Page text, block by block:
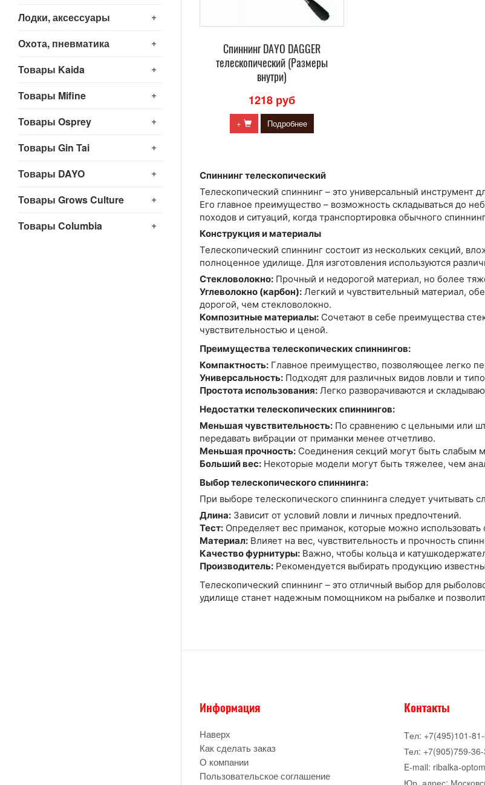
+
Лодки, аксессуары
+
Охота, пневматика
+
Товары Kaida
+
Товары Mifine
+
Товары Osprey
+
Товары Gin Tai
+
Товары DAYO
+
Товары Grows Culture
+
Товары Columbia
Cпиннинг DAYO DAGGER
телескопический (Размеры
внутри)
1218 руб
+ Подробнее
Спиннинг телескопический
Телескопический спиннинг – это универсальный инструмент
Его главное преимущество – возможность складываться до
походов и ситуаций, когда транспортировка обычного
Конструкция и материалы
Телескопический спиннинг состоит из нескольких секций,
полноценное удилище. Для изготовления используются
Стекловолокно: Прочный и недорогой материал, но более
Углеволокно (карбон): Легкий и чувствительный материал,
дорогой, чем стекловолокно.
Композитные материалы: Сочетают в себе преимущества
чувствительностью и ценой.
Преимущества телескопических спиннингов:
Компактность: Главное преимущество, позволяющее легко
Универсальность: Подходят для различных видов ловли и
Простота использования: Легко разворачиваются и
Недостатки телескопических спиннингов:
Меньшая чувствительность: По сравнению с цельными или
передавать вибрации от приманки менее отчетливо.
Меньшая прочность: Соединения секций могут быть слабым
Больший вес: Некоторые модели могут быть тяжелее, чем
Выбор телескопического спиннинга:
При выборе телескопического спиннинга следует учитывать
Длина: Зависит от условий ловли и личных предпочтений.
Тест: Определяет вес приманок, которые можно
Материал: Влияет на вес, чувствительность и прочность
Качество фурнитуры: Важно, чтобы кольца и
Производитель: Рекомендуется выбирать продукцию
Телескопический спиннинг – это отличный выбор для
удилище станет надежным помощником на рыбалке и
Информация
Наверх
Как сделать заказ
О компании
Пользовательское соглашение
Контакты
Tел: +7(495)101-81-
Тел: +7(905)759-
E-mail: ribalka-
Юр. адрес: